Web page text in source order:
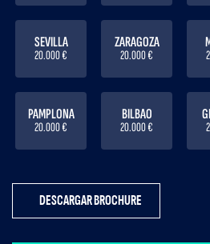
SEVILLA
20.000 €
ZARAGOZA
20.000 €
PAMPLONA
20.000 €
BILBAO
20.000 €
DESCARGAR BROCHURE